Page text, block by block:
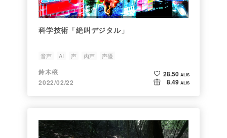
科学技術「絶叫デジタル」
音声 AI 声 肉声 声優
鈴木穣
2022/02/22
28.50 ALIS
8.49 ALIS